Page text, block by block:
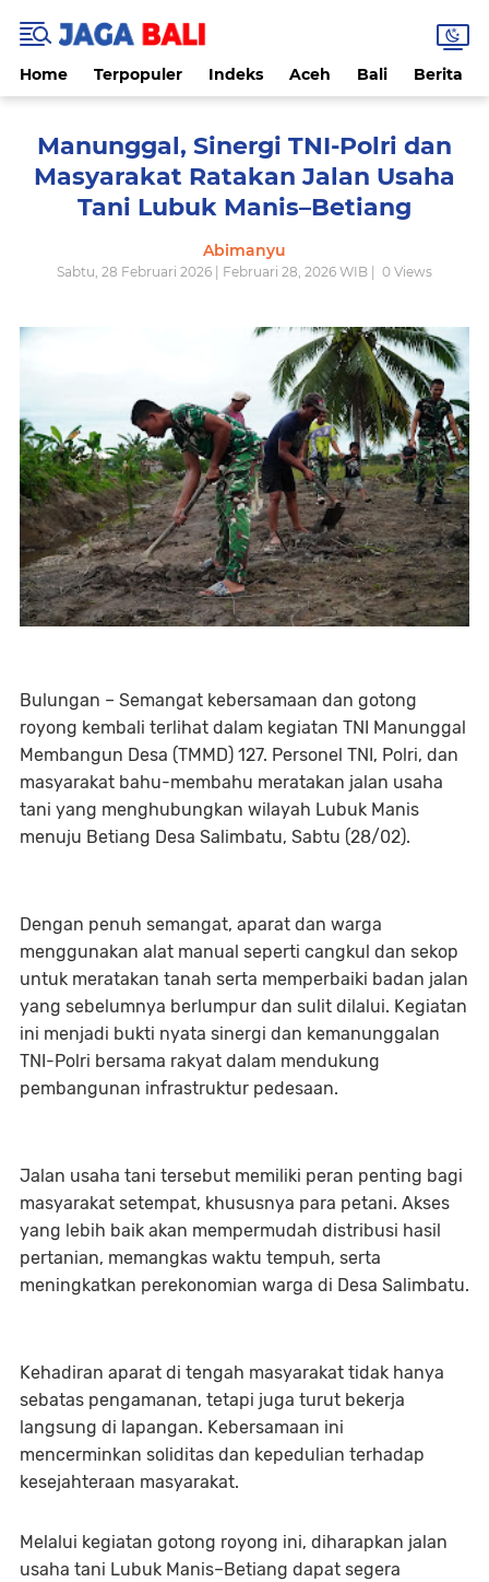
Home Terpopuler Indeks Aceh Bali Berita
Manunggal, Sinergi TNI-Polri dan
Masyarakat Ratakan Jalan Usaha
Tani Lubuk Manis–Betiang
Abimanyu
Sabtu, 28 Februari 2026 | Februari 28, 2026 WIB | 0 Views
Bulungan – Semangat kebersamaan dan gotong
royong kembali terlihat dalam kegiatan TNI Manunggal
Membangun Desa (TMMD) 127. Personel TNI, Polri, dan
masyarakat bahu-membahu meratakan jalan usaha
tani yang menghubungkan wilayah Lubuk Manis
menuju Betiang Desa Salimbatu, Sabtu (28/02).
Dengan penuh semangat, aparat dan warga
menggunakan alat manual seperti cangkul dan sekop
untuk meratakan tanah serta memperbaiki badan jalan
yang sebelumnya berlumpur dan sulit dilalui. Kegiatan
ini menjadi bukti nyata sinergi dan kemanunggalan
TNI-Polri bersama rakyat dalam mendukung
pembangunan infrastruktur pedesaan.
Jalan usaha tani tersebut memiliki peran penting bagi
masyarakat setempat, khususnya para petani. Akses
yang lebih baik akan mempermudah distribusi hasil
pertanian, memangkas waktu tempuh, serta
meningkatkan perekonomian warga di Desa Salimbatu.
Kehadiran aparat di tengah masyarakat tidak hanya
sebatas pengamanan, tetapi juga turut bekerja
langsung di lapangan. Kebersamaan ini
mencerminkan soliditas dan kepedulian terhadap
kesejahteraan masyarakat.
Melalui kegiatan gotong royong ini, diharapkan jalan
usaha tani Lubuk Manis–Betiang dapat segera